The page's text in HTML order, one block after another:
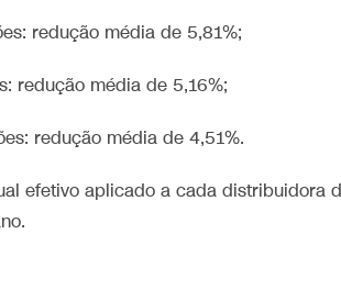
redução média de 5,81%;
redução média de 5,16%;
redução média de 4,51%.
efetivo aplicado a cada distribuidora